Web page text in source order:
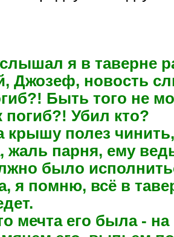
я в таверне
Джозеф, новость
Быть того не
погиб?! Убил кто?
полез
жаль парня, ему
было
я помню, всё в
мечта его была -